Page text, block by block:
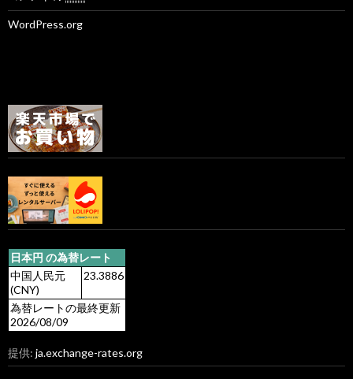
WordPress.org
日本円 の為替レート
中国人民元
(CNY)
23.3886
為替レートの最終更新
2026/08/09
提供: ja.exchange-rates.org